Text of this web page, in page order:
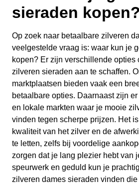
sieraden kopen?
Op zoek naar betaalbare zilveren
veelgestelde vraag is: waar kun je
kopen? Er zijn verschillende opties
zilveren sieraden aan te schaffen.
marktplaatsen bieden vaak een
betaalbare opties. Daarnaast zijn
en lokale markten waar je mooie
vinden tegen scherpe prijzen. Het
kwaliteit van het zilver en de
te letten, zelfs bij voordelige
zorgen dat je lang plezier hebt van
speurwerk en geduld kun je
zilveren dames sieraden vinden